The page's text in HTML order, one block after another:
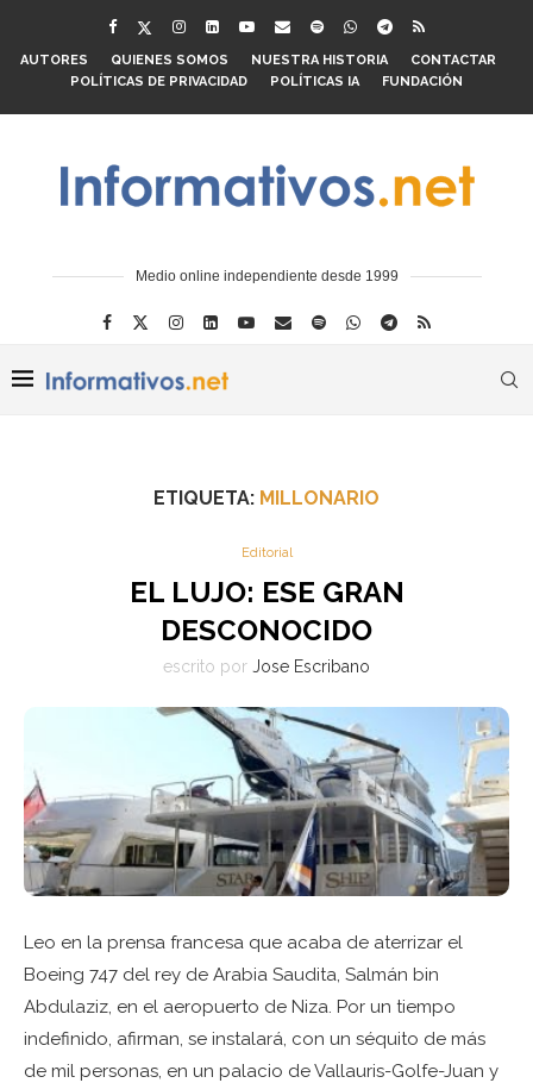
AUTORES QUIENES SOMOS NUESTRA HISTORIA
CONTACTAR
POLÍTICAS DE PRIVACIDAD
POLÍTICAS IA FUNDACIÓN
Medio online independiente desde 1999
ETIQUETA: MILLONARIO
Editorial
EL LUJO: ESE GRAN
DESCONOCIDO
escrito por Jose Escribano
Leo en la prensa francesa que acaba de aterrizar el
Boeing 747 del rey de Arabia Saudita, Salmán bin
Abdulaziz, en el aeropuerto de Niza. Por un tiempo
indefinido, afirman, se instalará, con un séquito de más
de mil personas, en un palacio de Vallauris-Golfe-Juan y